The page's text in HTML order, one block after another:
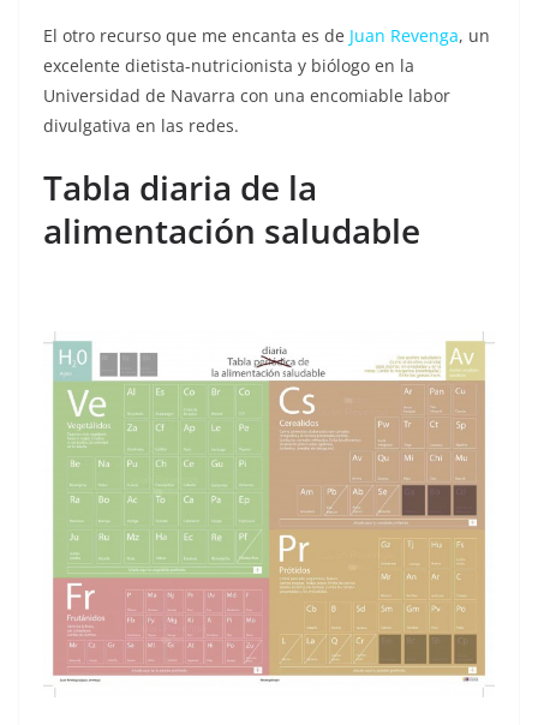
El otro recurso que me encanta es de Juan Revenga, un
excelente dietista-nutricionista y biólogo en la
Universidad de Navarra con una encomiable labor
divulgativa en las redes.
Tabla diaria de la
alimentación saludable